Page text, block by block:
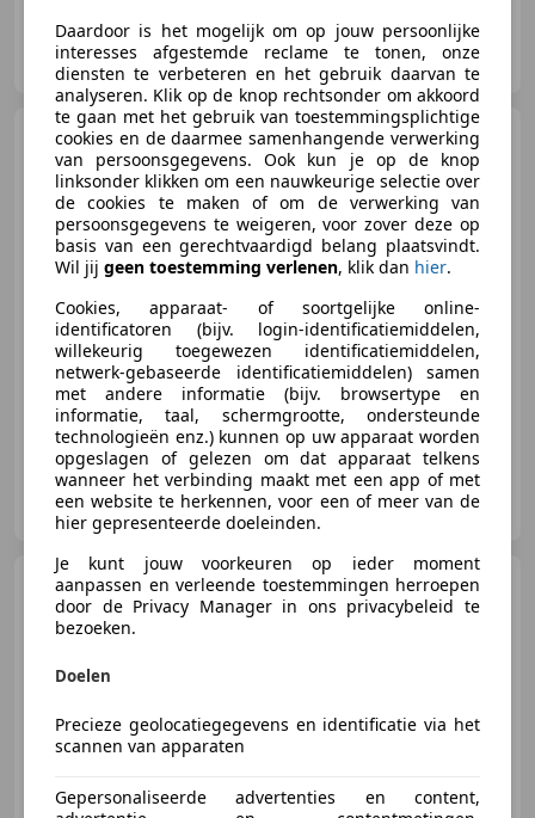
Cardepot
NL-5048 AZ TILBURG
Cadillac CTS 3.0 V6 SPORT V-
PAKKET, VOL OPTIES, ZEER
UNIEK, ETC
€ 13.950
06/2013 215.790 km Benzine 198 kW (269 PK)
HJM Mulder Auto's
NL-7331 HK APELDOORN
Cadillac CTS 3.6 V6 Sport
Luxury NAP MEMORY ZEER
10/2012 125.665 km Benzine 237 kW (322 PK)
Daardoor is het mogelijk om op jouw persoonlijke
interesses afgestemde reclame te tonen, onze
diensten te verbeteren en het gebruik daarvan te
analyseren. Klik op de knop rechtsonder om akkoord
te gaan met het gebruik van toestemmingsplichtige
cookies en de daarmee samenhangende verwerking
van persoonsgegevens. Ook kun je op de knop
linksonder klikken om een nauwkeurige selectie over
de cookies te maken of om de verwerking van
persoonsgegevens te weigeren, voor zover deze op
basis van een gerechtvaardigd belang plaatsvindt.
Wil jij geen toestemming verlenen, klik dan hier.
Cookies, apparaat- of soortgelijke online-
identificatoren (bijv. login-identificatiemiddelen,
willekeurig toegewezen identificatiemiddelen,
netwerk-gebaseerde identificatiemiddelen) samen
met andere informatie (bijv. browsertype en
informatie, taal, schermgrootte, ondersteunde
technologieën enz.) kunnen op uw apparaat worden
opgeslagen of gelezen om dat apparaat telkens
wanneer het verbinding maakt met een app of met
een website te herkennen, voor een of meer van de
hier gepresenteerde doeleinden.
Je kunt jouw voorkeuren op ieder moment
aanpassen en verleende toestemmingen herroepen
door de Privacy Manager in ons privacybeleid te
bezoeken.
Doelen
Precieze geolocatiegegevens en identificatie via het
scannen van apparaten
Gepersonaliseerde advertenties en content,